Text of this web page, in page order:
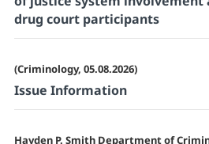
drug court participants
(Criminology, 05.08.2026)
Issue Information
Hayden P. Smith Department of